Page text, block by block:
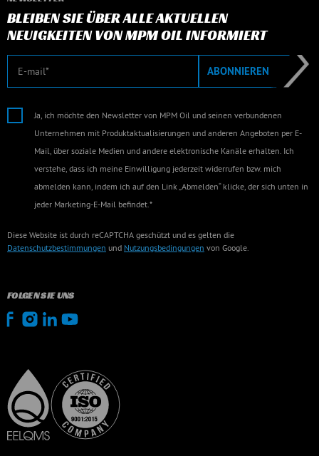
BLEIBEN SIE ÜBER ALLE AKTUELLEN
NEUIGKEITEN VON MPM OIL INFORMIERT
ABONNIEREN
Ja, ich möchte den Newsletter von MPM Oil und seinen verbundenen
Unternehmen mit Produktaktualisierungen und anderen Angeboten per E-
Mail, über soziale Medien und andere elektronische Kanäle erhalten. Ich
verstehe, dass ich meine Einwilligung jederzeit widerrufen bzw. mich
abmelden kann, indem ich auf den Link „Abmelden“ klicke, der sich unten in
jeder Marketing-E-Mail befindet.*
Diese Website ist durch reCAPTCHA geschützt und es gelten die
Datenschutzbestimmungen und Nutzungsbedingungen von Google.
FOLGEN SIE UNS